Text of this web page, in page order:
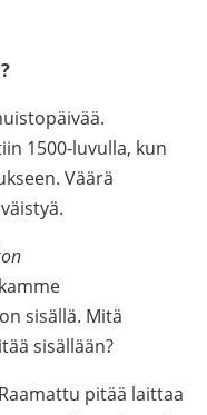
1500-luvulla, kun
Väärä
sisällä. Mitä
sisällään?
pitää laittaa